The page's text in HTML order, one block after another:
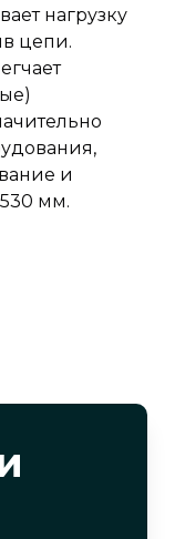
нагрузку
цепи.
и
мм.